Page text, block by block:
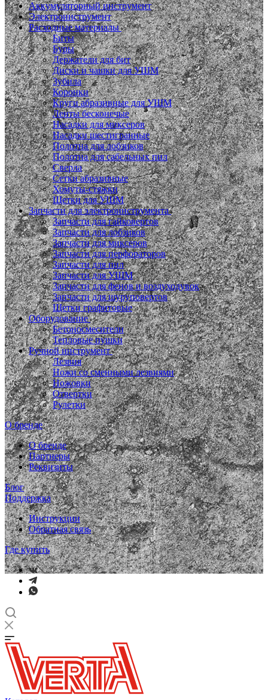
Аккумуляторный инструмент
Электроинструмент
Расходные материалы
Биты
Буры
Держатели для бит
Диски и чашки для УШМ
Зубила
Коронки
Круги абразивные для УШМ
Ленты бесконечые
Насадки для миксеров
Насадки шестигранные
Полотна для лобзиков
Полотна для сабельных пил
Сверла
Сетки абразивные
Хомуты-стяжки
Щетки для УШМ
Запчасти для электроинструмента
Запчасти для гайковертов
Запчасти для лобзиков
Запчасти для миксеров
Запчасти для перфораторов
Запчасти для пил
Запчасти для УШМ
Запчасти для фенов и воздуходувок
Запчасти для шуруповертов
Щетки графитовые
Оборудование
Бетоносмесители
Тепловые пушки
Ручной инструмент
Лезвия
Ножи со сменными лезвиями
Ножовки
Отвертки
Рулетки
О бренде
О бренде
Партнеры
Реквизиты
Блог
Поддержка
Инструкции
Обратная связь
Где купить